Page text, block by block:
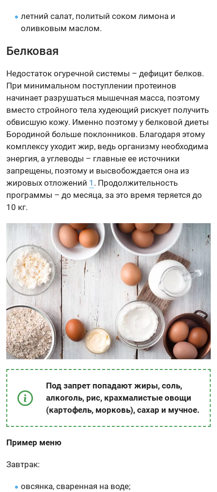
летний салат, политый соком лимона и
оливковым маслом.
Белковая
Недостаток огуречной системы – дефицит белков.
При минимальном поступлении протеинов
начинает разрушаться мышечная масса, поэтому
вместо стройного тела худеющий рискует получить
обвисшую кожу. Именно поэтому у белковой диеты
Бородиной больше поклонников. Благодаря этому
комплексу уходит жир, ведь организму необходима
энергия, а углеводы – главные ее источники
запрещены, поэтому и высвобождается она из
жировых отложений 1 . Продолжительность
программы – до месяца, за это время теряется до
10 кг.
Под запрет попадают жиры, соль,
алкоголь, рис, крахмалистые овощи
(картофель, морковь), сахар и мучное.
Пример меню
Завтрак:
овсянка, сваренная на воде;